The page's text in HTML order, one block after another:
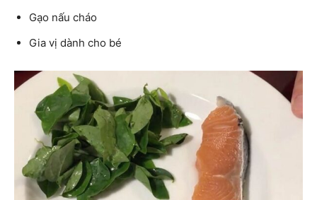
Gạo nấu cháo
Gia vị dành cho bé